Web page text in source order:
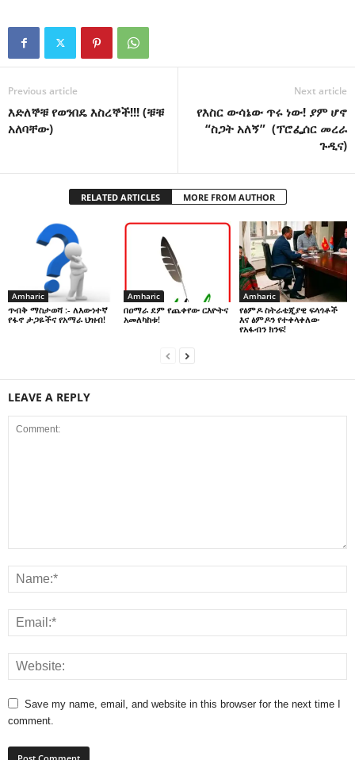
Previous article
እድለኞቹ የወንበዴ እስረኞች!!! (ቹቹ
አለባቸው)
Next article
የእስር ውሳኔው ጥሩ ነው! ያም ሆኖ
“ስጋት አለኝ” (ፕሮፌሰር መረራ
ጉዲና)
RELATED ARTICLES MORE FROM AUTHOR
Amharic
ጥብቅ ማስታወሻ :- ለእውነተኛ
የፋኖ ታጋዬችና የአማራ ህዝብ!
Amharic
በዐማራ ደም የጨቀየው ርእዮትና
አመለካከቱ!
Amharic
የፅምዶ ስትራቴጂያዊ ፍላጎቶች
እና ፅምዶን የተቀላቀለው
የአፋብን ክንፍ!
LEAVE A REPLY
Save my name, email, and website in this browser for the next time I
comment.